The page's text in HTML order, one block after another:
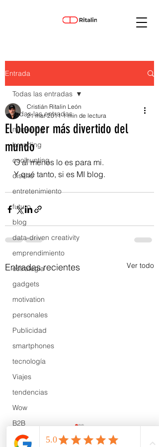
Entrada
Todas las entradas
marketing
branding
coolhunting
diseño
entretenimiento
futuro
blog
data-driven creativity
emprendimiento
estrategia
gadgets
motivation
personales
Publicidad
smartphones
tecnología
Viajes
tendencias
Wow
B2B
Showcase
Todas las entradas
El blooper más divertido del
mundo
Cristián Ritalin León
21 mar 2011 1 min de lectura
O al menos lo es para mi.
Y qué tanto, si es MI blog.
Entradas recientes Ver todo